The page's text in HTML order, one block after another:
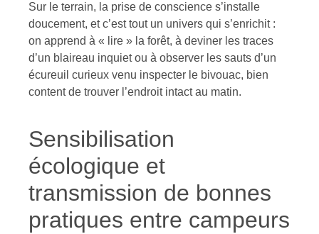
Sur le terrain, la prise de conscience s’installe
doucement, et c’est tout un univers qui s’enrichit :
on apprend à « lire » la forêt, à deviner les traces
d’un blaireau inquiet ou à observer les sauts d’un
écureuil curieux venu inspecter le bivouac, bien
content de trouver l’endroit intact au matin.
Sensibilisation
écologique et
transmission de bonnes
pratiques entre campeurs